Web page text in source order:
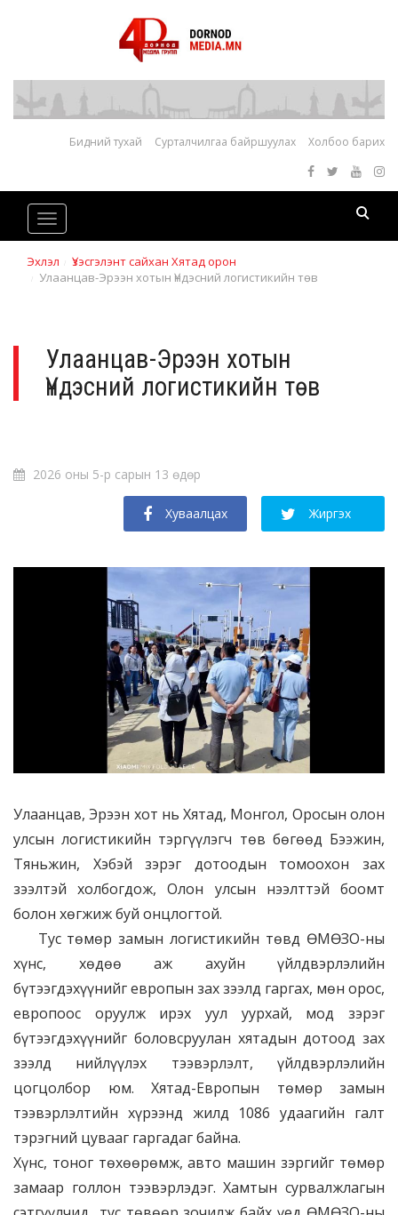
Бидний тухай Сурталчилгаа байршуулах Холбоо барих
Toggle
navigation
Эхлэл
Үзэсгэлэнт сайхан Хятад орон
Улаанцав-Эрээн хотын Үндэсний логистикийн төв
Улаанцав-Эрээн хотын
Үндэсний логистикийн төв
2026 оны 5-р сарын 13 өдөр
Хуваалцах Жиргэх
Улаанцав, Эрээн хот нь Хятад, Монгол, Оросын олон
улсын логистикийн тэргүүлэгч төв бөгөөд Бээжин,
Тяньжин, Хэбэй зэрэг дотоодын томоохон зах
зээлтэй холбогдож, Олон улсын нээлттэй боомт
болон хөгжиж буй онцлогтой.
Тус төмөр замын логистикийн төвд ӨМӨЗО-ны
хүнс, хөдөө аж ахуйн үйлдвэрлэлийн
бүтээгдэхүүнийг европын зах зээлд гаргах, мөн орос,
европоос оруулж ирэх уул уурхай, мод зэрэг
бүтээгдэхүүнийг боловсруулан хятадын дотоод зах
зээлд нийлүүлэх тээвэрлэлт, үйлдвэрлэлийн
цогцолбор юм. Хятад-Европын төмөр замын
тээвэрлэлтийн хүрээнд жилд 1086 удаагийн галт
тэрэгний цувааг гаргадаг байна.
Хүнс, тоног төхөөрөмж, авто машин зэргийг төмөр
замаар голлон тээвэрлэдэг. Хамтын сурвалжлагын